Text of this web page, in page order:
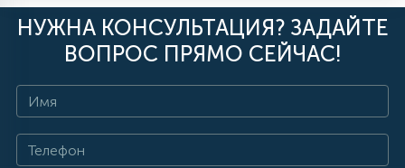
НУЖНА КОНСУЛЬТАЦИЯ? ЗАДАЙТЕ
ВОПРОС ПРЯМО СЕЙЧАС!